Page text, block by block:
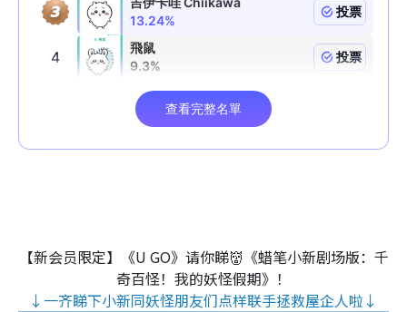
【新会员限定】《U GO》请你睇👹《蜡笔小新剧场版：千
奇百怪！我的妖怪假期》！
↓一齐睇下小新同妖怪朋友们点样联手拯救屋企人啦↓